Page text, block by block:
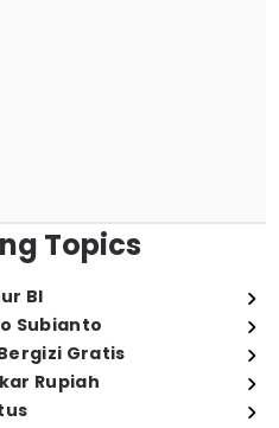
Topics
BI
Subianto
Gratis
Rupiah